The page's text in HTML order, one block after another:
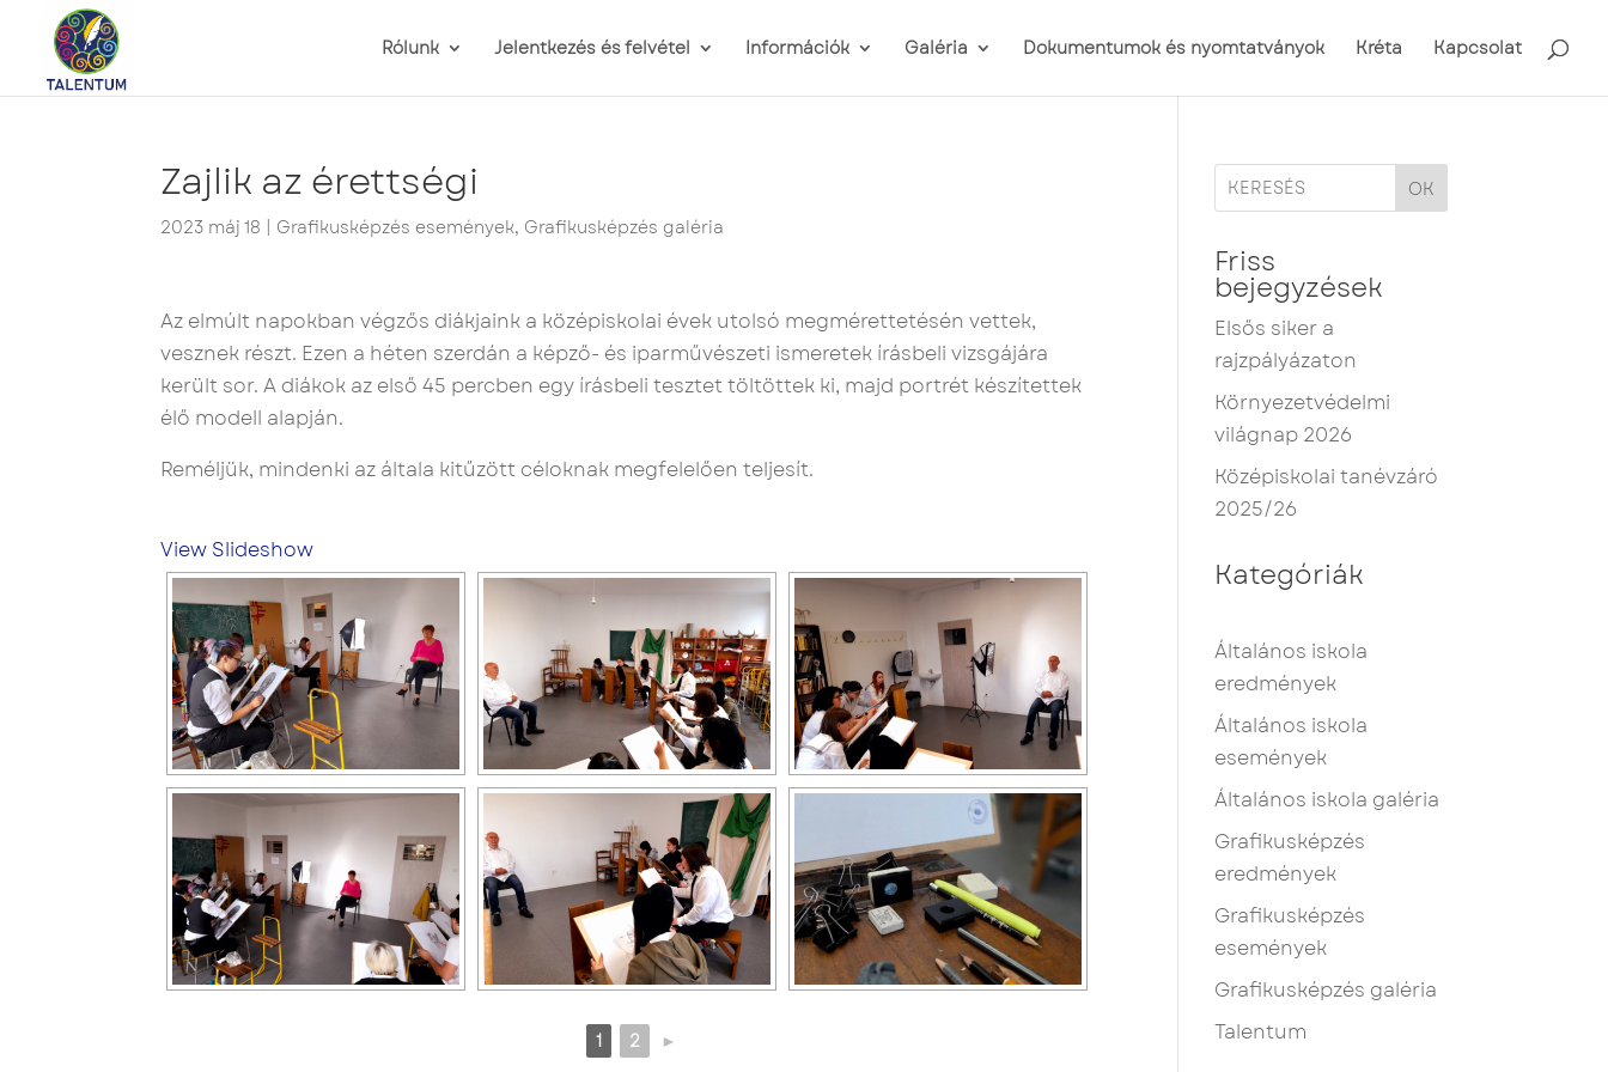
Rólunk Jelentkezés és felvétel Információk Galéria Dokumentumok és nyomtatványok Kréta Kapcsolat
Zajlik az érettségi
2023 máj 18 Grafikusképzés események, Grafikusképzés galéria
Az elmúlt napokban végzős diákjaink a középiskolai évek utolsó megmérettetésén vettek,
vesznek részt. Ezen a héten szerdán a képző- és iparművészeti ismeretek írásbeli vizsgájára
került sor. A diákok az első 45 percben egy írásbeli tesztet töltöttek ki, majd portrét készítettek
élő modell alapján.
Reméljük, mindenki az általa kitűzött céloknak megfelelően teljesít.
View Slideshow
1 2 ►
OK
Friss
bejegyzések
Elsős siker a
rajzpályázaton
Környezetvédelmi
világnap 2026
Középiskolai tanévzáró
2025/26
Kategóriák
Általános iskola
eredmények
Általános iskola
események
Általános iskola galéria
Grafikusképzés
eredmények
Grafikusképzés
események
Grafikusképzés galéria
Talentum